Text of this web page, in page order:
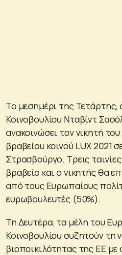
Το μεσημέρι της
Κοινοβουλίου Νταβίντ
ανακοινώσει τον νικητή
βραβείου κοινού LUX 2021
Στρασβούργο. Τρεις
βραβείο και ο νικητής θα
από τους Ευρωπαίους
ευρωβουλευτές (50%).
Τη Δευτέρα, τα μέλη του
Κοινοβουλίου συζητούν τη
βιοποικιλότητας της ΕΕ